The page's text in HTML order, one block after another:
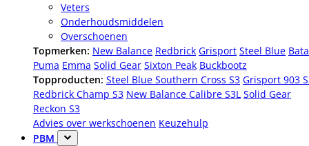
Veters
Onderhoudsmiddelen
Overschoenen
Topmerken: New Balance Redbrick Grisport Steel Blue Bata
Puma Emma Solid Gear Sixton Peak Buckbootz
Topproducten: Steel Blue Southern Cross S3 Grisport 903
Redbrick Champ S3 New Balance Calibre S3L Solid Gear
Reckon S3
Advies over werkschoenen Keuzehulp
PBM